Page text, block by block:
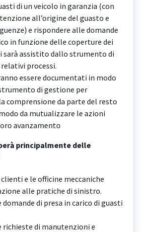
di un veicolo in garanzia (con
all’origine del guasto e
e rispondere alle domande
in funzione delle coperture dei
assistito dallo strumento di
processi.
essere documentati in modo
di gestione per
comprensione da parte del resto
da mutualizzare le azioni
avanzamento
principalmente delle
e le officine meccaniche
alle pratiche di sinistro.
di presa in carico di guasti
richieste di manutenzioni e